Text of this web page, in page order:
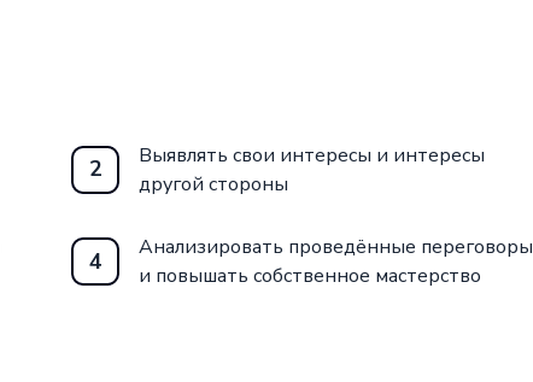
2
Выявлять свои интересы и интересы
другой стороны
4
Анализировать проведённые переговоры
и повышать собственное мастерство